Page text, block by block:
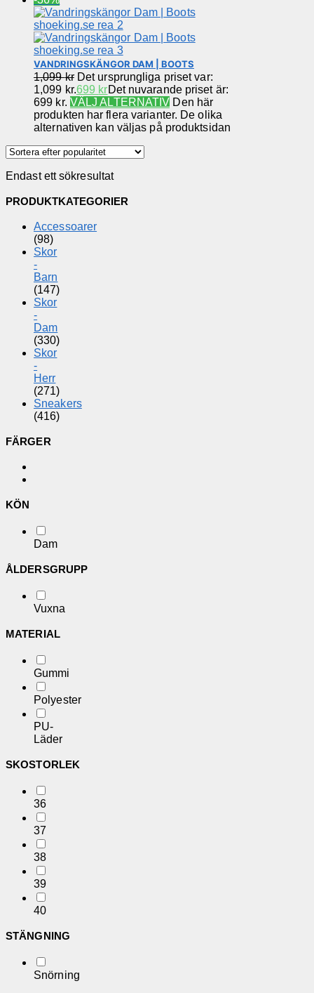
VANDRINGSKÄNGOR DAM | BOOTS
1,099kr Det ursprungliga priset var:
1,099 kr.699 krDet nuvarande priset är:
699 kr. VÄLJ ALTERNATIV Den här
produkten har flera varianter. De olika
alternativen kan väljas på produktsidan
Endast ett sökresultat
PRODUKTKATEGORIER
Accessoarer
(98)
Skor
-
Barn
(147)
Skor
-
Dam
(330)
Skor
-
Herr
(271)
Sneakers
(416)
FÄRGER
KÖN
Dam
ÅLDERSGRUPP
Vuxna
MATERIAL
Gummi
Polyester
PU-
Läder
SKOSTORLEK
36
37
38
39
40
STÄNGNING
Snörning